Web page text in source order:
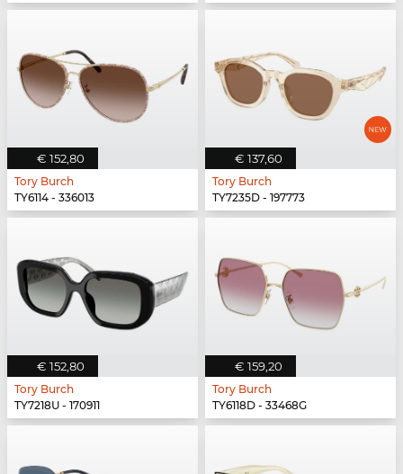
€ 152,80
Tory Burch
TY6114 - 336013
€ 137,60
Tory Burch
TY7235D - 197773
€ 152,80
Tory Burch
TY7218U - 170911
€ 159,20
Tory Burch
TY6118D - 33468G